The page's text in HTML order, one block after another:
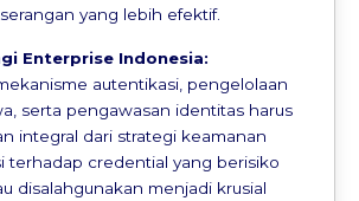
yang lebih efektif.
Enterprise Indonesia:
autentikasi, pengelolaan
serta pengawasan identitas harus
integral dari strategi keamanan
terhadap credential yang berisiko
disalahgunakan menjadi krusial